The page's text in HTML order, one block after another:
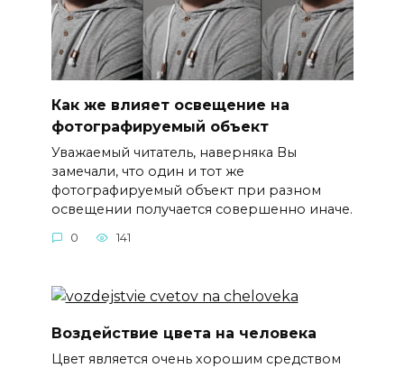
Как же влияет освещение на
фотографируемый объект
Уважаемый читатель, наверняка Вы
замечали, что один и тот же
фотографируемый объект при разном
освещении получается совершенно иначе.
0 141
Воздействие цвета на человека
Цвет является очень хорошим средством